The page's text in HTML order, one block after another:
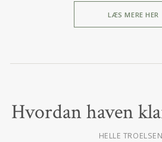
LÆS MERE HER
Hvordan haven
HELLE TROELSEN